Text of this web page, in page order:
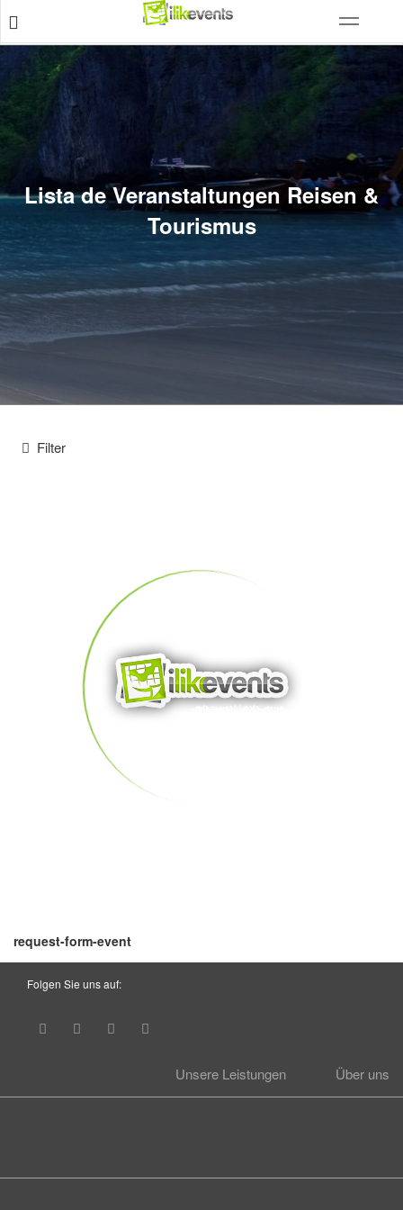
Lista de Veranstaltungen Reisen &
Tourismus
Filter
request-form-event
Folgen Sie uns auf:
Über uns
Unsere Leistungen